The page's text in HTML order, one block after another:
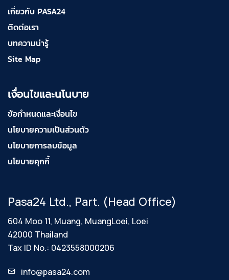
เกี่ยวกับ PASA24
ติดต่อเรา
บทความน่ารู้
Site Map
เงื่อนไขและนโนบาย
ข้อกำหนดและเงื่อนไข
นโยบายความเป็นส่วนตัว
นโยบายการลบข้อมูล
นโยบายคุกกี้
Pasa24 Ltd., Part. (Head Office)
604 Moo 11, Muang, MuangLoei, Loei
42000 Thailand
Tax ID No.: 0423558000206
info@pasa24.com